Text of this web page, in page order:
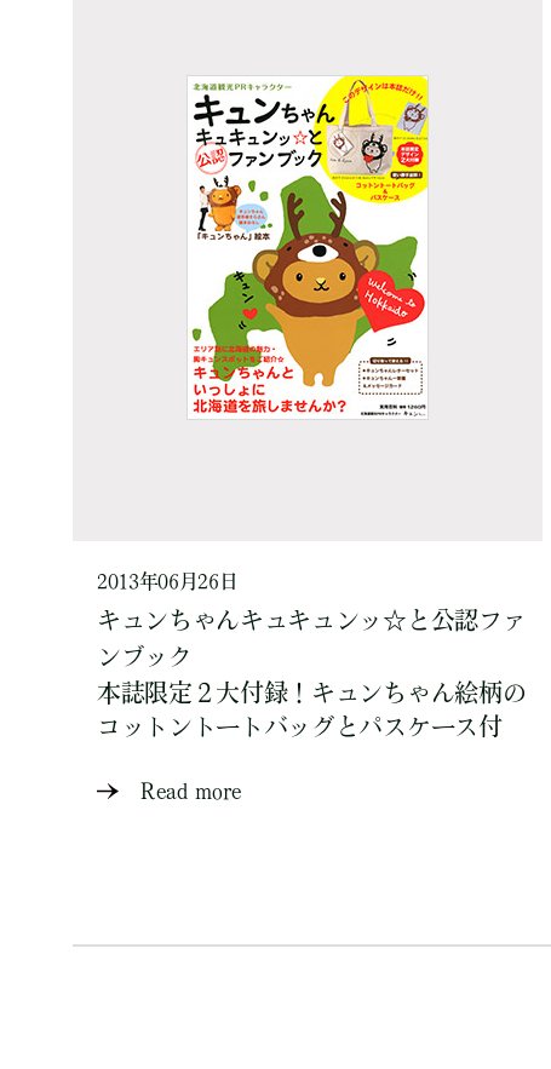
2013年06月26日
キュンちゃんキュキュンッ☆と公認ファ
ンブック
本誌限定２大付録！キュンちゃん絵柄の
コットントートバッグとパスケース付
Read more